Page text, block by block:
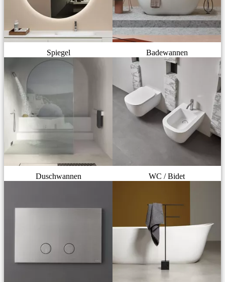
Spiegel Badewannen
Duschwannen WC / Bidet